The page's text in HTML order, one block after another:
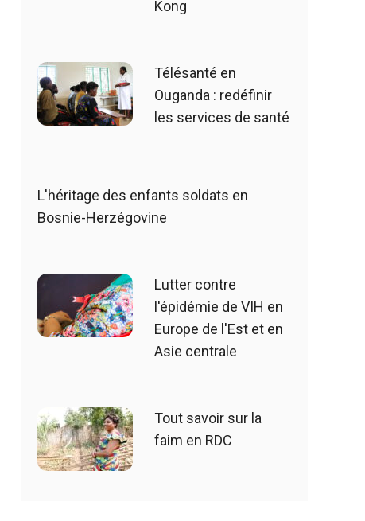
Kong
Télésanté en
Ouganda : redéfinir
les services de santé
L'héritage des enfants soldats en
Bosnie-Herzégovine
Lutter contre
l'épidémie de VIH en
Europe de l'Est et en
Asie centrale
Tout savoir sur la
faim en RDC